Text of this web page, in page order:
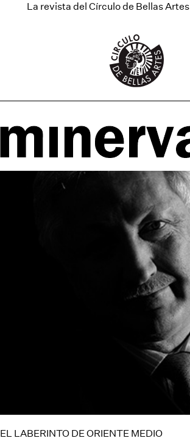
La revista del Círculo de Bellas Artes
EL LABERINTO DE ORIENTE MEDIO